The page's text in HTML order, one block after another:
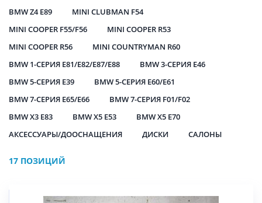
BMW Z4 E89
MINI CLUBMAN F54
MINI COOPER F55/F56
MINI COOPER R53
MINI COOPER R56
MINI COUNTRYMAN R60
BMW 1-СЕРИЯ E81/E82/E87/E88
BMW 3-СЕРИЯ E46
BMW 5-СЕРИЯ E39
BMW 5-СЕРИЯ E60/E61
BMW 7-СЕРИЯ E65/E66
BMW 7-СЕРИЯ F01/F02
BMW X3 E83
BMW X5 E53
BMW X5 E70
АКСЕССУАРЫ/ДООСНАЩЕНИЯ
ДИСКИ САЛОНЫ
17 ПОЗИЦИЙ